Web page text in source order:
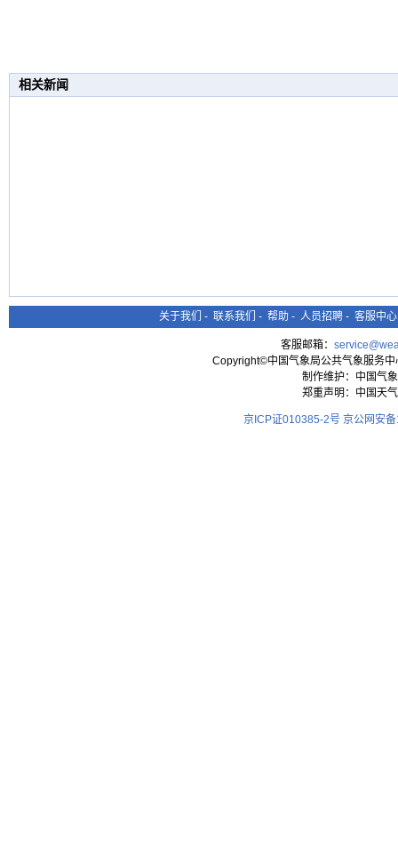
相关新闻
关于我们 - 联系我们 - 帮助 - 人员招聘 - 客服中心
客服邮箱：
Copyright©中国气象局公共气象服务
制作维护：中国气
郑重声明：中国天
京ICP证010385-2号 京公网安